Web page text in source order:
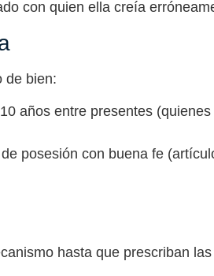
con quien ella creía
de bien:
años entre presentes
posesión con buena fe
hasta que prescriban